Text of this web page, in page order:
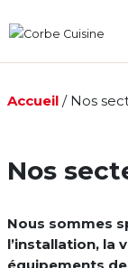
Accueil/ Nos
Nos
Nous sommes
l’installation, la